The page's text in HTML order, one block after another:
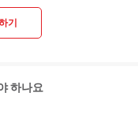
기
하나요